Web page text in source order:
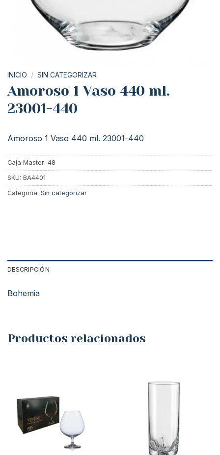
INICIO / SIN CATEGORIZAR
Amoroso 1 Vaso 440 ml.
23001-440
Amoroso 1 Vaso 440 ml. 23001-440
Caja Master: 48
SKU: BA4401
Categoría: Sin categorizar
DESCRIPCIÓN
Bohemia
Productos relacionados